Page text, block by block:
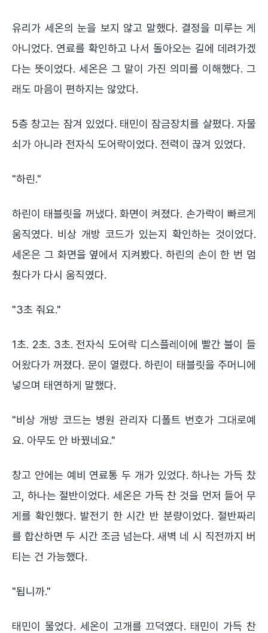
유리가 세온의 눈을 보지 않고 말했다. 결정을 미루는 게
아니었다. 연료를 확인하고 나서 돌아오는 길에 데려가겠
다는 뜻이었다. 세온은 그 말이 가진 의미를 이해했다. 그
래도 마음이 편하지는 않았다.
5층 창고는 잠겨 있었다. 태민이 잠금장치를 살폈다. 자물
쇠가 아니라 전자식 도어락이었다. 전력이 끊겨 있었다.
"하린."
하린이 태블릿을 꺼냈다. 화면이 켜졌다. 손가락이 빠르게
움직였다. 비상 개방 코드가 있는지 확인하는 것이었다.
세온은 그 화면을 옆에서 지켜봤다. 하린의 손이 한 번 멈
췄다가 다시 움직였다.
"3초 줘요."
1초. 2초. 3초. 전자식 도어락 디스플레이에 빨간 불이 들
어왔다가 꺼졌다. 문이 열렸다. 하린이 태블릿을 주머니에
넣으며 태연하게 말했다.
"비상 개방 코드는 병원 관리자 디폴트 번호가 그대로예
요. 아무도 안 바꿨네요."
창고 안에는 예비 연료통 두 개가 있었다. 하나는 가득 찼
고, 하나는 절반이었다. 세온은 가득 찬 것을 먼저 들어 무
게를 확인했다. 발전기 한 시간 반 분량이었다. 절반짜리
를 합산하면 두 시간 조금 넘는다. 새벽 네 시 직전까지 버
티는 건 가능했다.
"됩니까."
태민이 물었다. 세온이 고개를 끄덕였다. 태민이 가득 찬